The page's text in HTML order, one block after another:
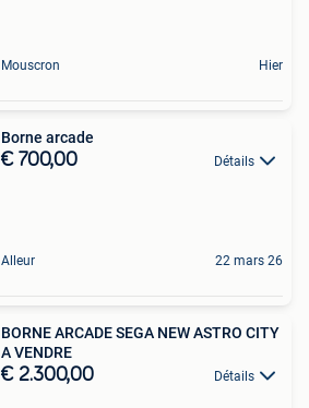
Mouscron Hier
Borne arcade
€ 700,00 Détails
Alleur 22 mars 26
BORNE ARCADE SEGA NEW ASTRO CITY
A VENDRE
€ 2.300,00 Détails